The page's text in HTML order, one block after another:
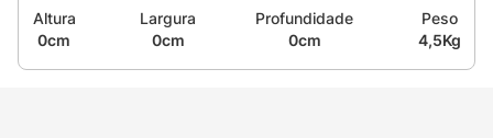
Altura
0cm
Largura
0cm
Profundidade
0cm
Peso
4,5Kg